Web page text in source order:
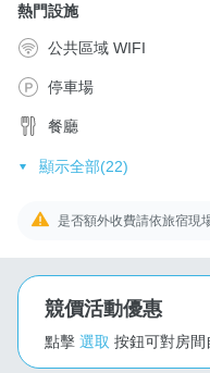
熱門設施
公共區域 WIFI
停車場
餐廳
顯示全部(22)
是否額外收費請依旅宿現
競價活動優惠
點擊 選取 按鈕可對房間